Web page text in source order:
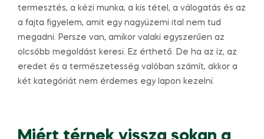
termesztés, a kézi munka, a kis tétel, a válogatás és az
a fajta figyelem, amit egy nagyüzemi ital nem tud
megadni. Persze van, amikor valaki egyszerűen az
olcsóbb megoldást keresi. Ez érthető. De ha az íz, az
eredet és a természetesség valóban számít, akkor a
két kategóriát nem érdemes egy lapon kezelni.